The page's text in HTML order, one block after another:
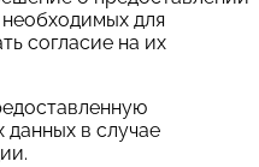
для
согласие на их
в случае